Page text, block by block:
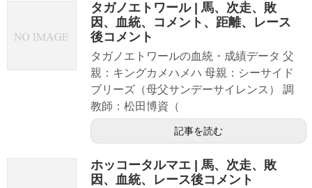
タガノエトワール | 馬、次走、敗
因、血統、コメント、距離、レース
後コメント
タガノエトワールの血統・成績データ 父
親：キングカメハメハ 母親：シーサイド
ブリーズ（母父サンデーサイレンス） 調
教師：松田博資（
記事を読む
ホッコータルマエ | 馬、次走、敗
因、血統、レース後コメント